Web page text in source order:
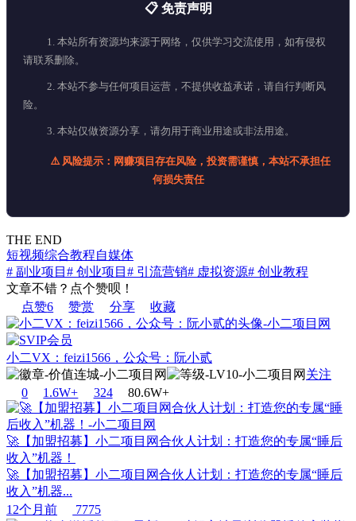
📋 免责声明
1. 本站所有资源均来源于网络，仅供学习交流使用，如有侵权
请联系删除。
2. 本站不参与任何项目运营，不提供收益承诺，请自行判断风
险。
3. 本站仅做资源分享，请勿用于商业用途或非法用途。
⚠️ 风险提示：网赚项目存在风险，投资需谨慎，本站不承担任
何损失责任
THE END
短视频综合教程自媒体
# 副业项目 # 创业项目 # 引流营销# 虚拟资源# 创业教程
文章不错？点个赞呗！
点赞6 赞赏 分享 收藏
小二VX：feizi1566，公众号：阮小贰
关注
0
1.6W+ 324 80.6W+
🚀【加盟招募】小二项目网合伙人计划：打造您的专属“睡后
收入”机器！
🚀【加盟招募】小二项目网合伙人计划：打造您的专属“睡后
收入”机器...
12个月前
7775